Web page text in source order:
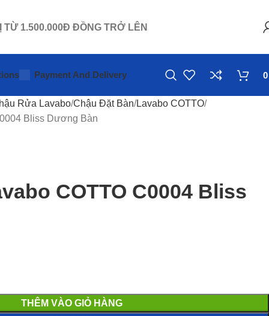
TỪ 1.500.000Đ ĐỒNG TRỞ LÊN
Payment And Delivery
Rửa Lavabo Chậu Đặt Bàn Lavabo COTTO
Bliss Dương Bàn
COTTO C0004 Bliss
THÊM VÀO GIỎ HÀNG